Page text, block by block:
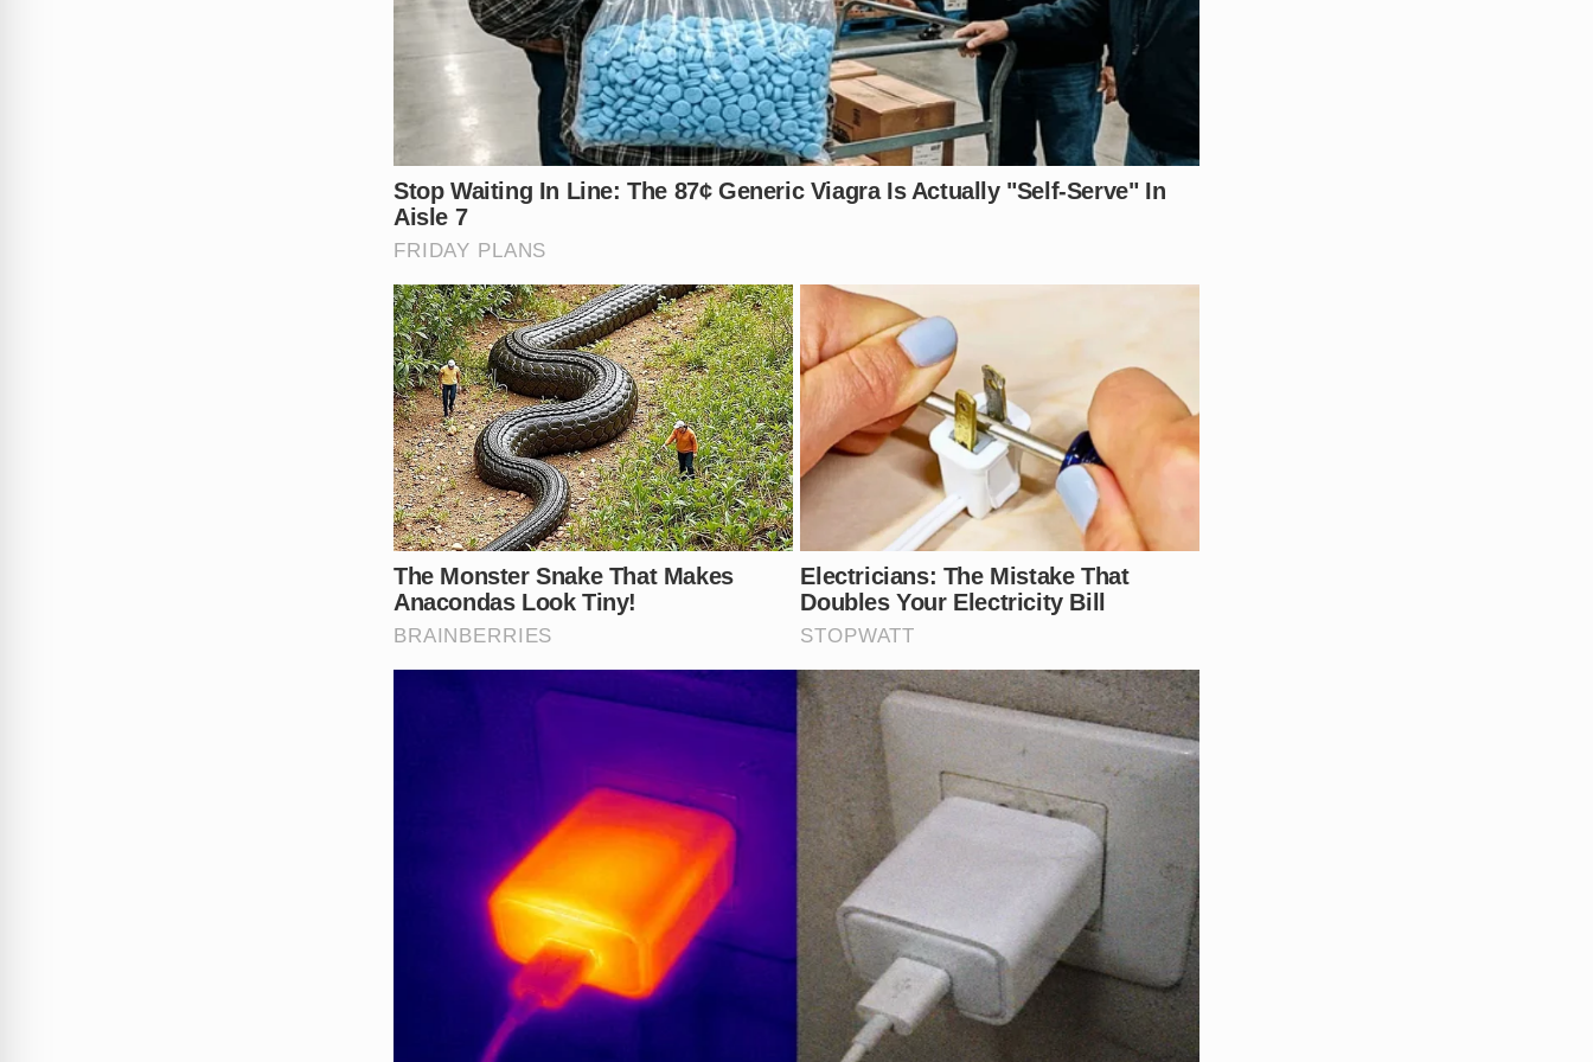
detalhes técnicos desta colisão que parou o país.
Diante de tamanha dor e perda, como você avalia a segurança e a fiscalização nas rodovias brasileiras hoje? Deixe
sua opinião e solidariedade nos comentários.
Vídeo: